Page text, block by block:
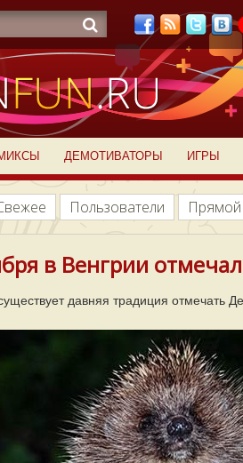
ДЕМОТИВАТОРЫ ИГРЫ
Пользователи
в Венгрии
давняя традиция отмечать